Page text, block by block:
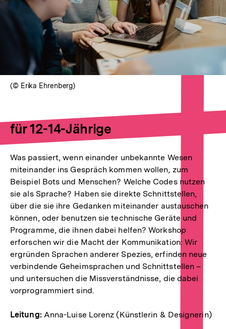
(© Erika Ehrenberg)
für 12-14-Jährige
Was passiert, wenn einander unbekannte Wesen
miteinander ins Gespräch kommen wollen, zum
Beispiel Bots und Menschen? Welche Codes nutzen
sie als Sprache? Haben sie direkte Schnittstellen,
über die sie ihre Gedanken miteinander austauschen
können, oder benutzen sie technische Geräte und
Programme, die ihnen dabei helfen? Workshop
erforschen wir die Macht der Kommunikation: Wir
ergründen Sprachen anderer Spezies, erfinden neue
verbindende Geheimsprachen und Schnittstellen –
und untersuchen die Missverständnisse, die dabei
vorprogrammiert sind.
Leitung: Anna-Luise Lorenz (Künstlerin & Designerin)